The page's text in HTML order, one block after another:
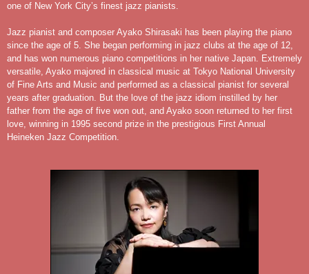
one of New York City’s finest jazz pianists.
Jazz pianist and composer Ayako Shirasaki has been playing the piano
since the age of 5. She began performing in jazz clubs at the age of 12,
and has won numerous piano competitions in her native Japan. Extremely
versatile, Ayako majored in classical music at Tokyo National University
of Fine Arts and Music and performed as a classical pianist for several
years after graduation. But the love of the jazz idiom instilled by her
father from the age of five won out, and Ayako soon returned to her first
love, winning in 1995 second prize in the prestigious First Annual
Heineken Jazz Competition.